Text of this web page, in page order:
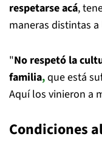
respetarse acá,
maneras distintas
"No respetó la
familia,que está
Aquí los vinieron a
Condiciones